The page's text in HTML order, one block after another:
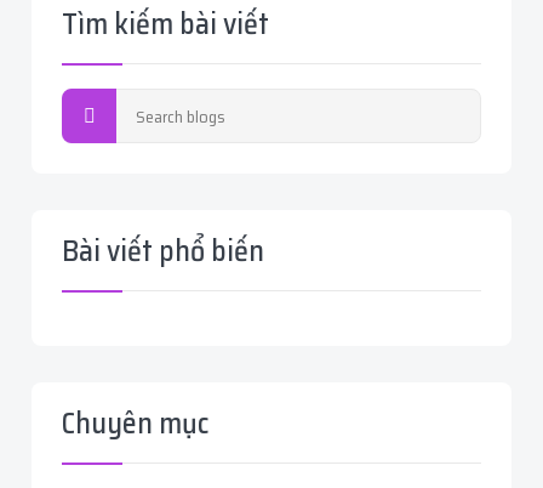
Tìm kiếm bài viết
Bài viết phổ biến
Chuyên mục